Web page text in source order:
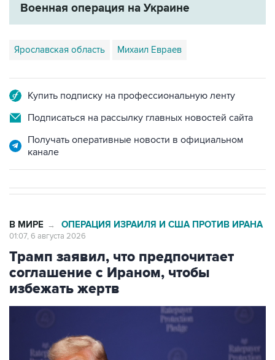
Военная операция на Украине
Ярославская область Михаил Евраев
Купить подписку на профессиональную ленту
Подписаться на рассылку главных новостей сайта
Получать оперативные новости в официальном
канале
В МИРЕ → ОПЕРАЦИЯ ИЗРАИЛЯ И США ПРОТИВ ИРАНА
01:07, 6 августа 2026
Трамп заявил, что предпочитает
соглашение с Ираном, чтобы
избежать жертв